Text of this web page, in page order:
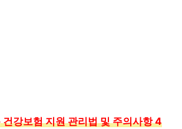
건강보험 지원 관리법 및 주의사항 4